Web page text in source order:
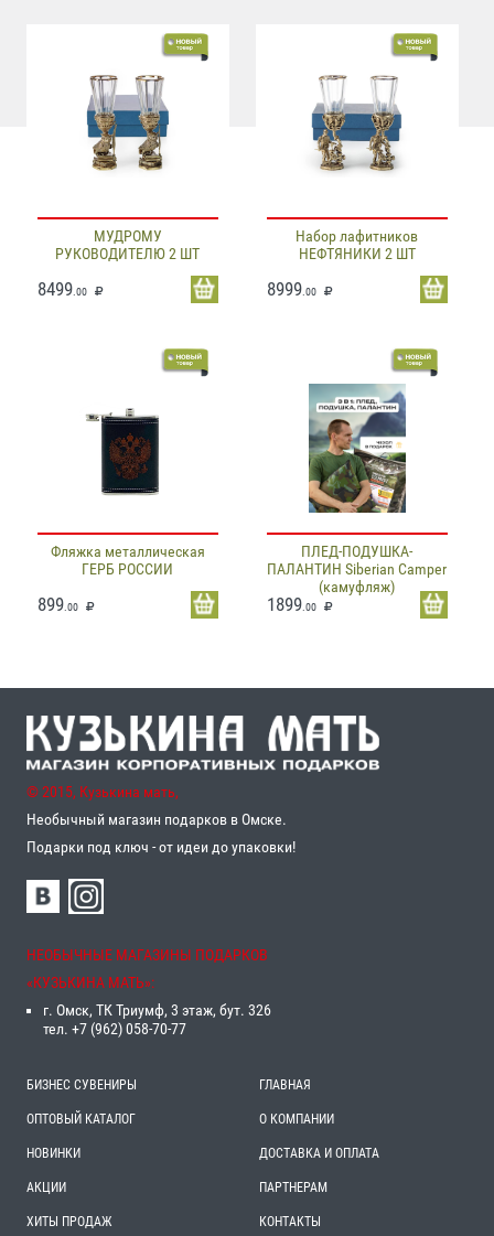
МУДРОМУ
РУКОВОДИТЕЛЮ 2 ШТ
8499 .00
Набор лафитников
НЕФТЯНИКИ 2 ШТ
8999.00
Фляжка металлическая
ГЕРБ РОССИИ
899 .00
ПЛЕД-ПОДУШКА-
ПАЛАНТИН Siberian Camper
(камуфляж)
1899.00
© 2015, Кузькина мать,
Необычный магазин подарков в Омске.
Подарки под ключ - от идеи до упаковки!
НЕОБЫЧНЫЕ МАГАЗИНЫ ПОДАРКОВ
«‎КУЗЬКИНА МАТЬ»‎:
г. Омск, ТК Триумф, 3 этаж, бут. 326
тел. +7 (962) 058-70-77
БИЗНЕС СУВЕНИРЫ
ОПТОВЫЙ КАТАЛОГ
НОВИНКИ
АКЦИИ
ХИТЫ ПРОДАЖ
ГЛАВНАЯ
О КОМПАНИИ
ДОСТАВКА И ОПЛАТА
ПАРТНЕРАМ
КОНТАКТЫ